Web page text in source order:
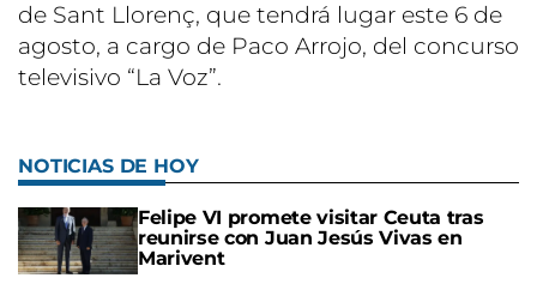
de Sant Llorenç, que tendrá lugar este 6 de
agosto, a cargo de Paco Arrojo, del concurso
televisivo “La Voz”.
NOTICIAS DE HOY
Felipe VI promete visitar Ceuta tras
reunirse con Juan Jesús Vivas en
Marivent